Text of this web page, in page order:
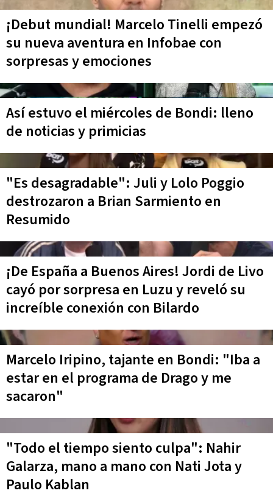
¡Debut mundial! Marcelo Tinelli empezó
su nueva aventura en Infobae con
sorpresas y emociones
Así estuvo el miércoles de Bondi: lleno
de noticias y primicias
"Es desagradable": Juli y Lolo Poggio
destrozaron a Brian Sarmiento en
Resumido
¡De España a Buenos Aires! Jordi de Livo
cayó por sorpresa en Luzu y reveló su
increíble conexión con Bilardo
Marcelo Iripino, tajante en Bondi: "Iba a
estar en el programa de Drago y me
sacaron"
"Todo el tiempo siento culpa": Nahir
Galarza, mano a mano con Nati Jota y
Paulo Kablan